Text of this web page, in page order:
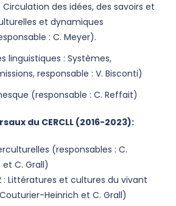
Circulation des idées, des savoirs et
et dynamiques
: C. Meyer).
linguistiques : Systèmes,
responsable : V. Bisconti)
(responsable : C. Reffait)
du CERCLL (2016-2023):
(responsables : C.
C. Grall)
Littératures et cultures du vivant
Heinrich et C. Grall)